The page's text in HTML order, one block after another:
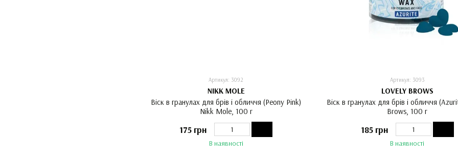
Артикул: 3092
NIKK MOLE
Віск в гранулах для брів і обличчя (Peony Pink)
Nikk Mole, 100 г
175 грн
В наявності
Артикул: 3093
LOVELY BROWS
Віск в гранулах для брів і обличчя
Brows, 100 г
185 грн
В наявності